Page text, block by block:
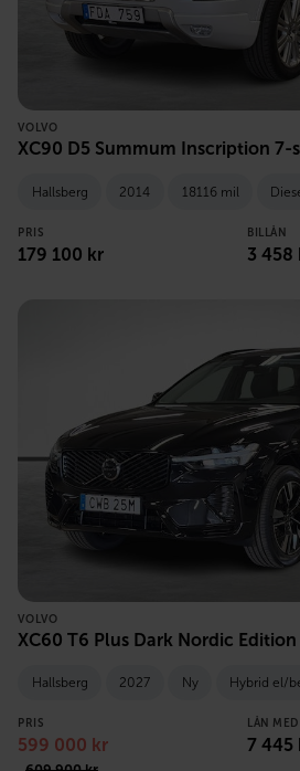
VOLVO
XC90 D5 Summum Inscription 7-
Hallsberg 2014 18116 mil
PRIS
179 100 kr
BILLÅN
3 458
VOLVO
XC60 T6 Plus Dark Nordic Edition
Hallsberg 2027 Ny Hybrid el/
PRIS
599 000 kr
LÅN MED
7 445